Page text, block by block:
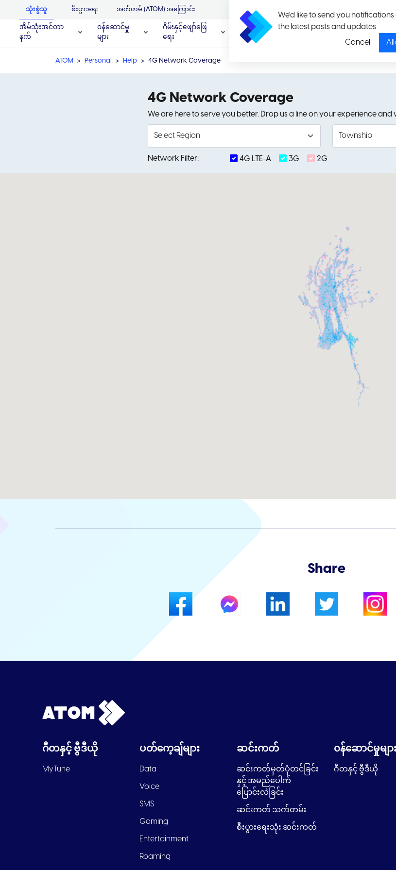
We'd like to send you notifications
the latest posts and updates
Cancel
သုံးစွဲသူ စီးပွားရေး အက်တမ် (ATOM) အကြောင်း
အိမ်သုံးအင်တာ
နက်
၀န်ဆောင်မှု
များ
ဂိမ်းနှင့်ဖျော်ဖြေ
ရေး
ပရိုမိုး
ရှင်း
ပ
နှုန်
ATOM Personal Help 4G Network Coverage
4G Network Coverage
We are here to serve you better. Drop us a line on your experience
Network Filter: 4G LTE-A 3G 2G
Share
ဂီတနှင့် ဗွီဒီယို
MyTune
ပတ်ကေ့ချ်များ
Data
Voice
SMS
Gaming
Entertainment
Roaming
ဆင်းကတ်
ဆင်းကတ်မှတ်ပုံတင်ခြင်း
နှင့် အမည်ပေါက်
ပြောင်းလဲခြင်း
ဆင်းကတ် သက်တမ်း
စီးပွားရေးသုံး ဆင်းကတ်
၀န်ဆောင်မှုမျာ
ဂီတနှင့် ဗွီဒီယို